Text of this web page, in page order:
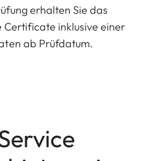
erhalten Sie das
Certificate inklusive einer
ab Prüfdatum.